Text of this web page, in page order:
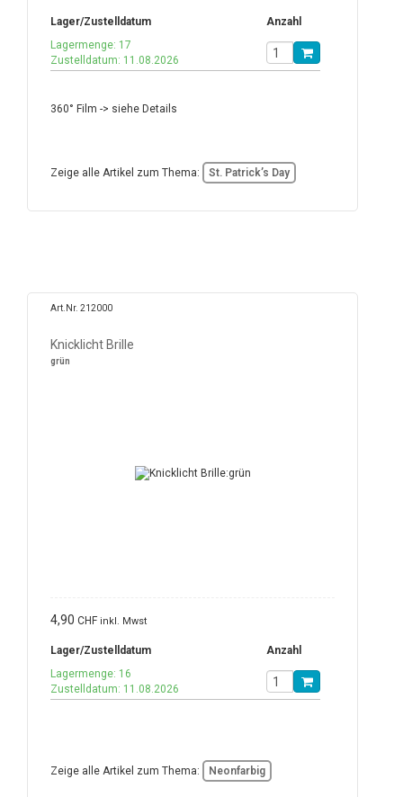
Lager/Zustelldatum
Anzahl
Lagermenge: 17
Zustelldatum: 11.08.2026
360° Film -> siehe Details
Zeige alle Artikel zum Thema: St. Patrick’s Day
Art.Nr. 212000
Knicklicht Brille
grün
4,90 CHF inkl. Mwst
Lager/Zustelldatum
Anzahl
Lagermenge: 16
Zustelldatum: 11.08.2026
Zeige alle Artikel zum Thema: Neonfarbig